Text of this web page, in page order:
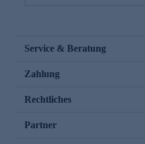
Service & Beratung
Zahlung
Rechtliches
Partner